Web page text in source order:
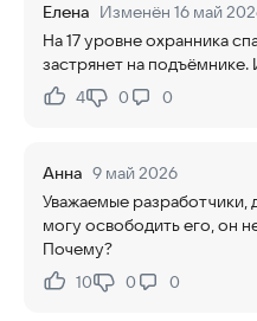
Елена Изменён 16 май
На 17 уровне охранника
застрянет на подъёмнике.
Нравится:
4Не нравится:
0 0
Анна 9 май 2026
Уважаемые разработчики,
могу освободить его, он
Почему?
Нравится:
10Не нравится:
0 0